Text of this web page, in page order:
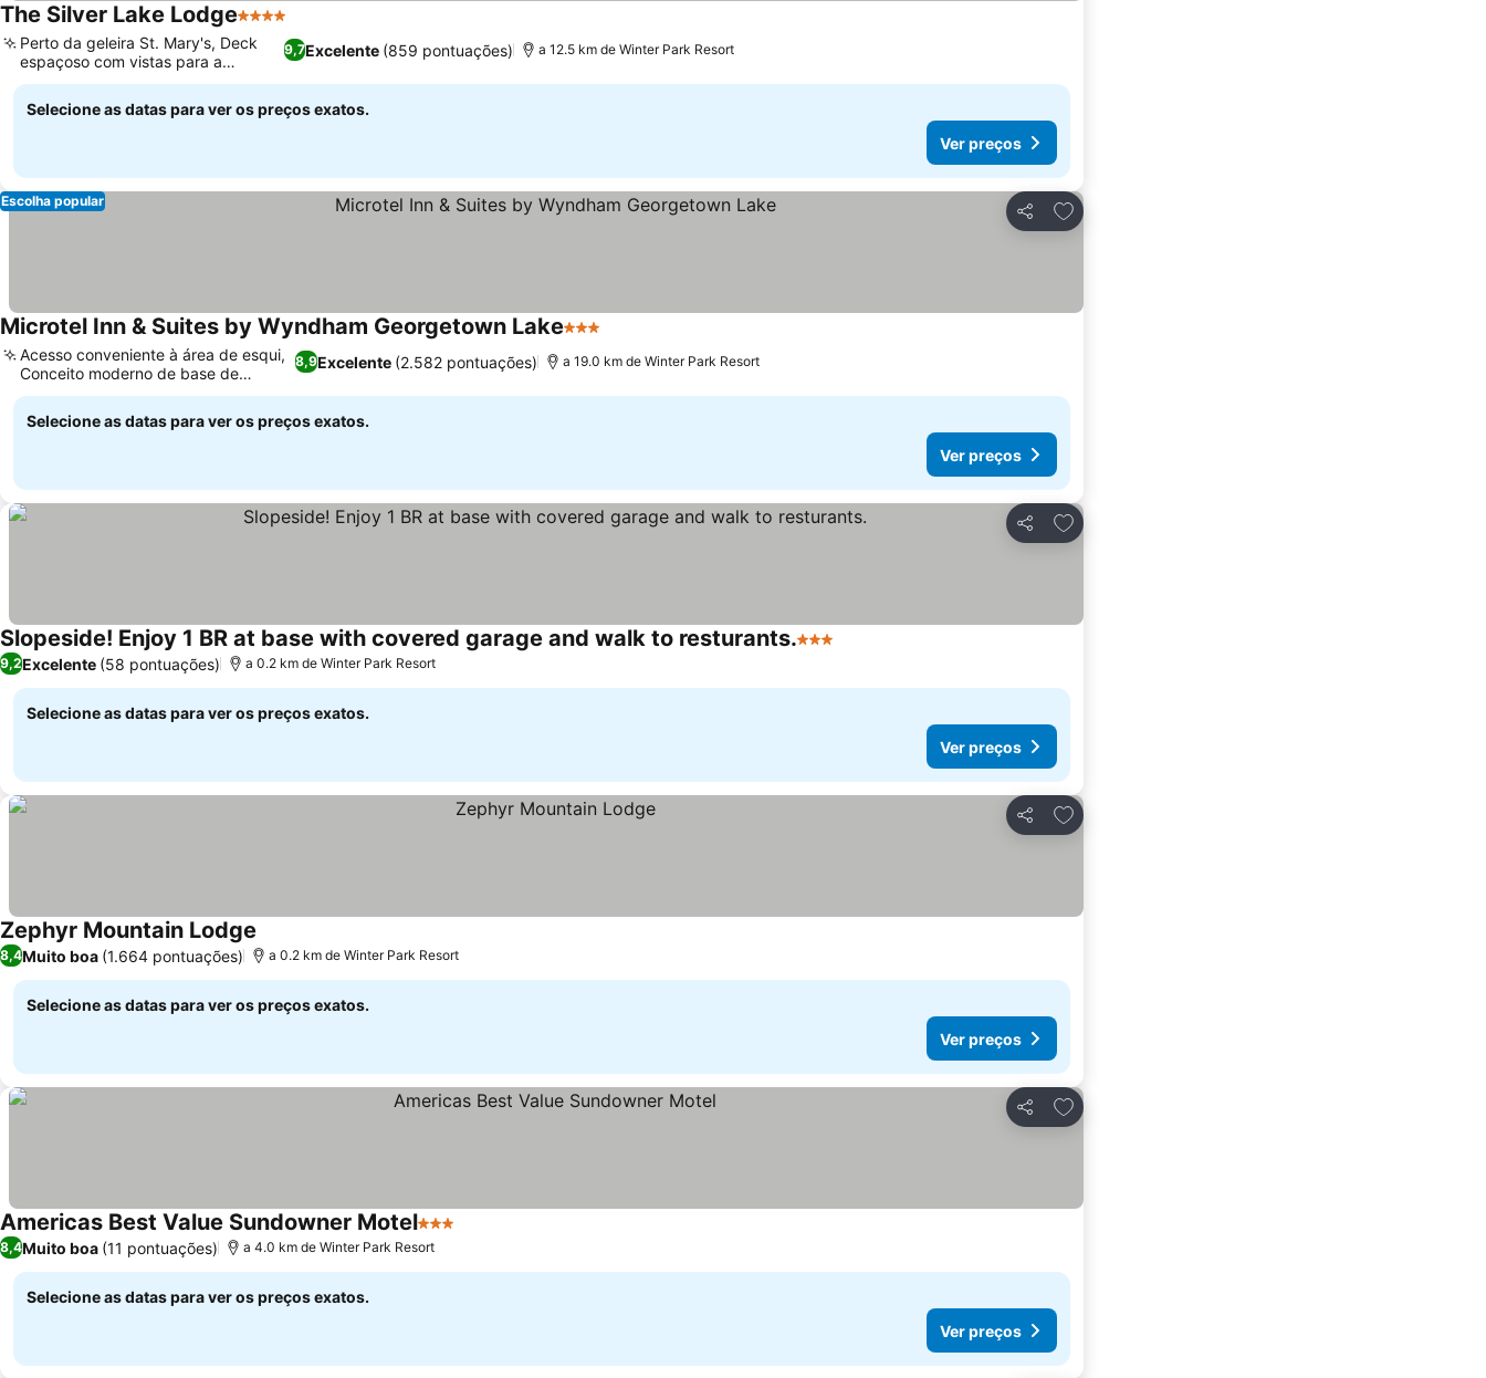
The Silver Lake Lodge4 Estrelas
9,7Excelente (859 pontuações)
Perto da geleira St. Mary's, Deck
espaçoso com vistas para a
montanha
a 12.5 km de Winter Park Resort
Selecione as datas para ver os preços exatos.
Ver preços
Partilhar
Adicionar aos favoritos
Escolha popular
Microtel Inn & Suites by Wyndham Georgetown Lake3 Estrelas
8,9Excelente (2.582 pontuações)
Acesso conveniente à área de esqui,
Conceito moderno de base de
montanha
a 19.0 km de Winter Park Resort
Selecione as datas para ver os preços exatos.
Ver preços
Partilhar
Adicionar aos favoritos
Slopeside! Enjoy 1 BR at base with covered garage and walk to resturants.3 Estrelas
9,2Excelente (58 pontuações) a 0.2 km de Winter Park Resort
Selecione as datas para ver os preços exatos.
Ver preços
Partilhar
Adicionar aos favoritos
Zephyr Mountain LodgeVer preços
8,4Muito boa (1.664 pontuações) a 0.2 km de Winter Park Resort
Selecione as datas para ver os preços exatos.
Ver preços
Partilhar
Adicionar aos favoritos
Americas Best Value Sundowner Motel3 Estrelas
8,4Muito boa (11 pontuações) a 4.0 km de Winter Park Resort
Selecione as datas para ver os preços exatos.
Ver preços